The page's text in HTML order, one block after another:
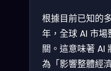
根據目前已知的
年，全球 AI 市
關。這意味著 AI
為「影響整體經